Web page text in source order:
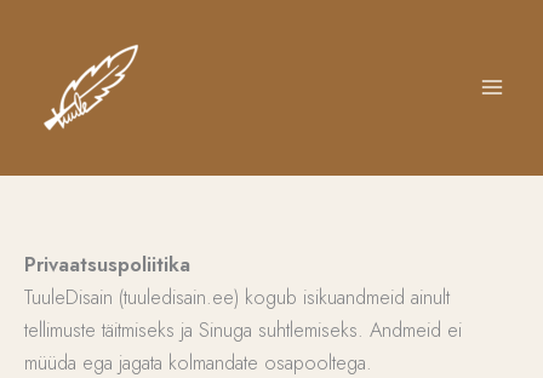
Privaatsuspoliitika
TuuleDisain (tuuledisain.ee) kogub isikuandmeid ainult
tellimuste täitmiseks ja Sinuga suhtlemiseks. Andmeid ei
müüda ega jagata kolmandate osapooltega.